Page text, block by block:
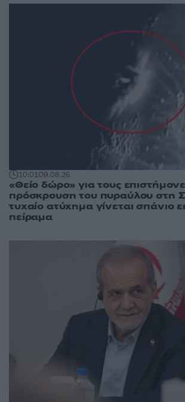
10:0109.08.26
«Θείο δώρο» για τους
πρόσκρουση του πυραύλου στη
τυχαίο ατύχημα γίνεται σπάνιο
πείραμα